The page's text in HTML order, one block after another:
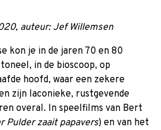
auteur: Jef Willemsen
kon je in de jaren 70 en 80
in de bioscoop, op
hoofd, waar een zekere
zijn laconieke, rustgevende
overal. In speelfilms van Bert
Pulder zaait papavers) en van het